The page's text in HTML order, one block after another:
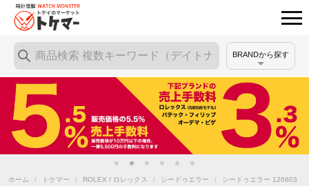
BRANDから探す
ホーム / トケマー / ROLEX / ロレックス / シードゥエラー /
シードゥエラー 126603